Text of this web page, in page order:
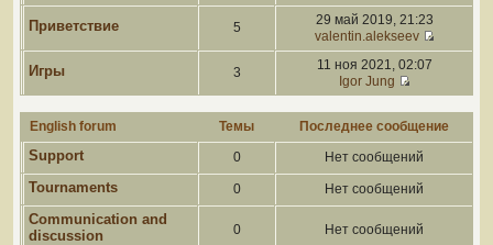
Приветствие 5
29 май 2019, 21:23
valentin.alekseev
Игры 3
11 ноя 2021, 02:07
Igor Jung
English forum Темы Последнее сообщение
Support 0 Нет сообщений
Tournaments 0 Нет сообщений
Communication and
discussion
0 Нет сообщений